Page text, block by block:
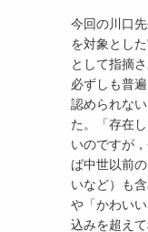
今回の川口
を対象とし
として指摘
必ずしも普
認められな
た。「存在
いのですが
ば中世以前
いなど）も
や「かわい
込みを超え